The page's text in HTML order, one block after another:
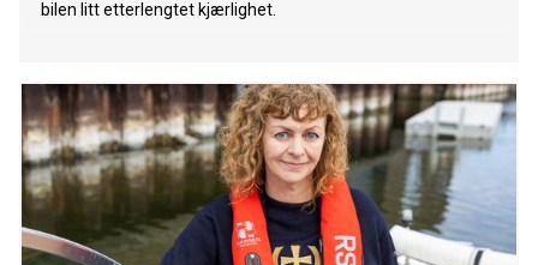
bilen litt etterlengtet kjærlighet.